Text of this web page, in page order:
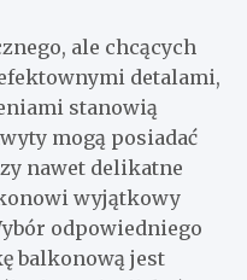
ale chcących
detalami,
stanowią
mogą posiadać
nawet delikatne
wyjątkowy
odpowiedniego
balkonową jest